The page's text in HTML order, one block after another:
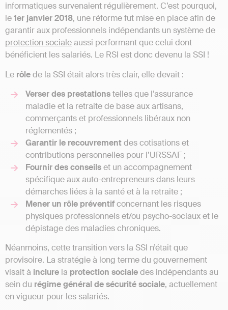
informatiques survenaient régulièrement. C’est pourquoi,
le1er janvier 2018, une réforme fut mise en place afin de
garantir aux professionnels indépendants un système de
protection socialeaussi performant que celui dont
bénéficient les salariés. Le RSI est donc devenu la SSI !
Le rôlede la SSI était alors très clair, elle devait :
Verser des prestationstelles que l’assurance
maladie et la retraite de base aux artisans,
commerçants et professionnels libéraux non
réglementés ;
Garantir le recouvrementdes cotisations et
contributions personnelles pour l’URSSAF ;
Fournir des conseilset un accompagnement
spécifique aux auto-entrepreneurs dans leurs
démarches liées à la santé et à la retraite ;
Mener un rôle préventifconcernant les risques
physiques professionnels et/ou psycho-sociaux et le
dépistage des maladies chroniques.
Néanmoins, cette transition vers la SSI n’était que
provisoire. La stratégie à long terme du gouvernement
visait à inclure la protection socialedes indépendants au
sein du régime général de sécurité sociale, actuellement
en vigueur pour les salariés.